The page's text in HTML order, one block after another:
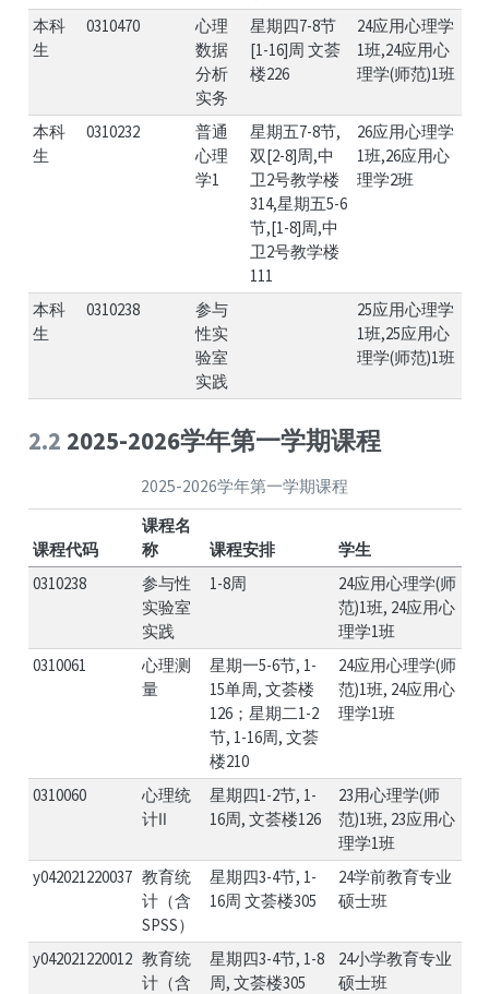
本科
生
0310470
心理
数据
分析
实务
星期四7-8节
[1-16]周 文荟
楼226
24应用心理学
1班,24应用心
理学(师范)1班
本科
生
0310232
普通
心理
学1
星期五7-8节,
双[2-8]周,中
卫2号教学楼
314,星期五5-6
节,[1-8]周,中
卫2号教学楼
111
26应用心理学
1班,26应用心
理学2班
本科
生
0310238
参与
性实
验室
实践
25应用心理学
1班,25应用心
理学(师范)1班
2.2 2025-2026学年第一学期课程
2025-2026学年第一学期课程
课程代码
课程名
称
课程安排
学生
0310238
参与性
实验室
实践
1-8周
24应用心理学(师
范)1班, 24应用心
理学1班
0310061
心理测
量
星期一5-6节, 1-
15单周, 文荟楼
126；星期二1-2
节, 1-16周, 文荟
楼210
24应用心理学(师
范)1班, 24应用心
理学1班
0310060
心理统
计Ⅱ
星期四1-2节, 1-
16周, 文荟楼126
23用心理学(师
范)1班, 23应用心
理学1班
y042021220037 教育统
计（含
SPSS）
星期四3-4节, 1-
16周 文荟楼305
24学前教育专业
硕士班
y042021220012 教育统
计（含
星期四3-4节, 1-8
周, 文荟楼305
24小学教育专业
硕士班